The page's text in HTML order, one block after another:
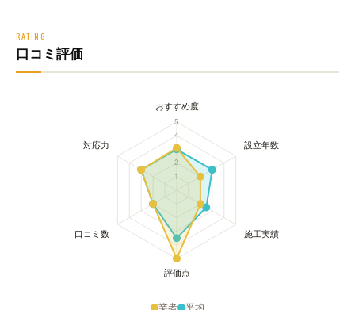
RATING
口コミ評価
業者 平均